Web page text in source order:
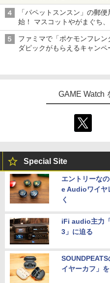
ニンテンドーeショップでは
「パペットスンスン」の郵
始！ マスコットやがまぐち
ファミマで「ポケモンフレ
ダピックがもらえるキャンペ
GAME Watch
Special Site
エントリーな
e Audioワイヤ
く
iFi audio主力
3」に迫る
イヤーカフ」